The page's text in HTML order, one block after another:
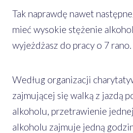
Tak naprawdę nawet
mieć wysokie stężenie
wyjeżdżasz do pracy o 7 rano.
Według organizacji
zajmującej się walką z jazdą
alkoholu, przetrawienie
alkoholu zajmuje jedną